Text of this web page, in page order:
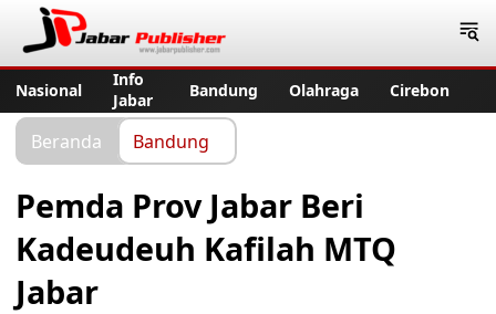
Nasional
Info
Jabar
Bandung Olahraga Cirebon
Beranda Bandung
Pemda Prov Jabar Beri
Kadeudeuh Kafilah MTQ
Jabar